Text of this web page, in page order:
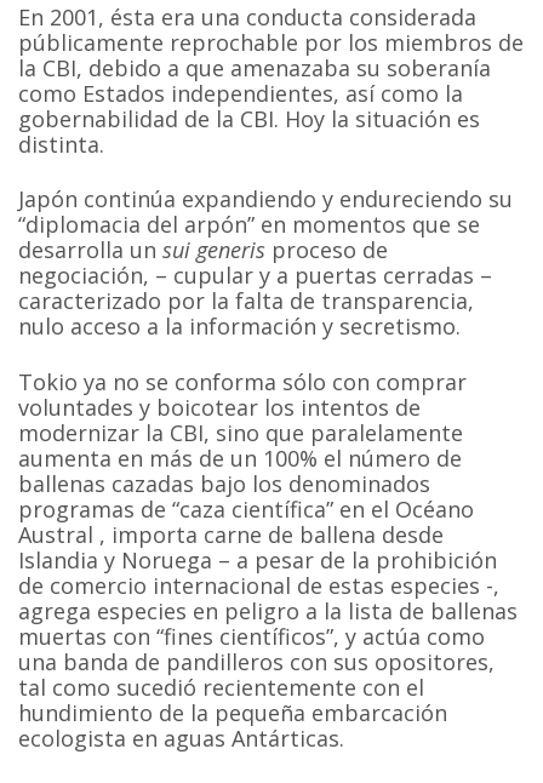
En 2001, ésta era una conducta considerada
públicamente reprochable por los miembros de
la CBI, debido a que amenazaba su soberanía
como Estados independientes, así como la
gobernabilidad de la CBI. Hoy la situación es
distinta.
Japón continúa expandiendo y endureciendo su
“diplomacia del arpón” en momentos que se
desarrolla unsui generis proceso de
negociación, – cupular y a puertas cerradas –
caracterizado por la falta de transparencia,
nulo acceso a la información y secretismo.
Tokio ya no se conforma sólo con comprar
voluntades y boicotear los intentos de
modernizar la CBI, sino que paralelamente
aumenta en más de un 100% el número de
ballenas cazadas bajo los denominados
programas de “caza científica” en el Océano
Austral , importa carne de ballena desde
Islandia y Noruega – a pesar de la prohibición
de comercio internacional de estas especies -,
agrega especies en peligro a la lista de ballenas
muertas con “fines científicos”, y actúa como
una banda de pandilleros con sus opositores,
tal como sucedió recientemente con el
hundimiento de la pequeña embarcación
ecologista en aguas Antárticas.